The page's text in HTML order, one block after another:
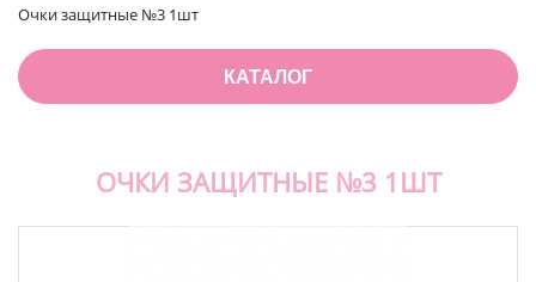
Очки защитные №3 1шт
КАТАЛОГ
ОЧКИ ЗАЩИТНЫЕ №3 1ШТ